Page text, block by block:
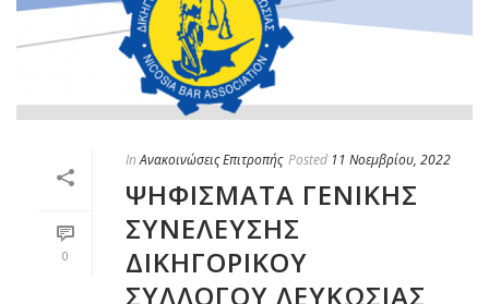
0
In Ανακοινώσεις Επιτροπής Posted 11 Νοεμβρίου, 2022
ΨΗΦΙΣΜΑΤΑ ΓΕΝΙΚΗΣ
ΣΥΝΕΛΕΥΣΗΣ
ΔΙΚΗΓΟΡΙΚΟΥ
ΣΥΛΛΟΓΟΥ ΛΕΥΚΩΣΙΑΣ